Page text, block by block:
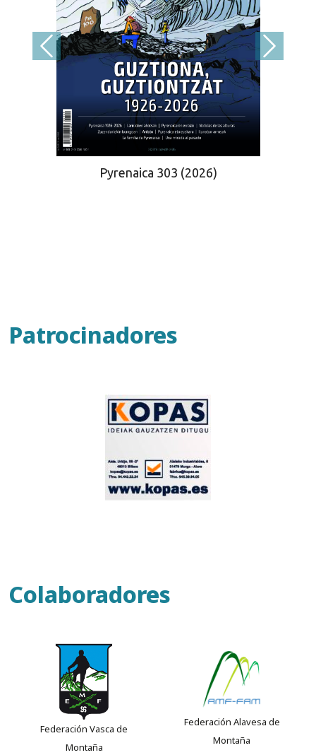
Pyrenaica 303 (2026)
Patrocinadores
Colaboradores
Federación Vasca de
Montaña
Federación Alavesa de
Montaña